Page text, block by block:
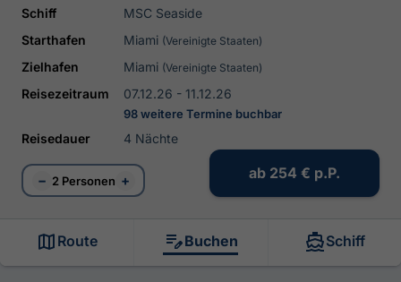
Schiff
MSC Seaside
Starthafen
Miami (Vereinigte Staaten)
Zielhafen Miami (Vereinigte Staaten)
Reisezeitraum 07.12.26 - 11.12.26
98 weitere Termine buchbar
Reisedauer 4 Nächte
− 2 Personen + ab 254 € p.P.
Route Buchen Schiff